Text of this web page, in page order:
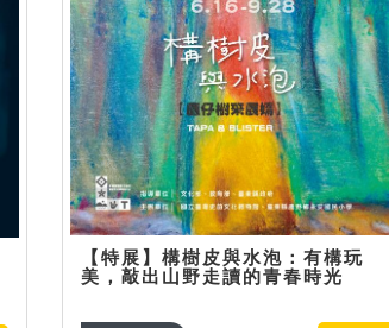
【特展】構樹皮與水泡：有構玩
美，敲出山野走讀的青春時光